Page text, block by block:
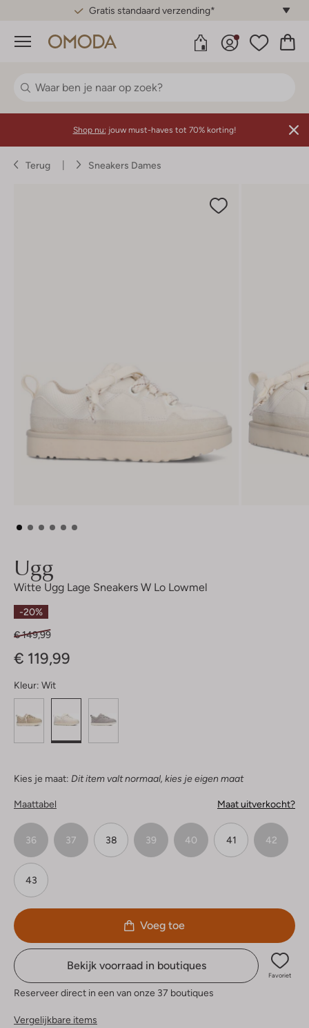
Gratis standaard verzending*
Menu
Shop nu: jouw must-haves tot 70% korting!
Terug Sneakers Dames
Ugg
Witte Ugg Lage Sneakers W Lo Lowmel
-20%
€ 149,99
€ 119,99
Kleur: Wit
Kies je maat: Dit item valt normaal, kies je eigen maat
Maattabel Maat uitverkocht?
36 37 38 39 40 41 42
43
Voeg toe
Bekijk voorraad in boutiques
Favoriet
Reserveer direct in een van onze 37 boutiques
Vergelijkbare items